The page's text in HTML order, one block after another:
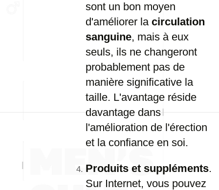
sont un bon moyen
d'améliorer la circulation
sanguine, mais à eux
seuls, ils ne changeront
probablement pas de
manière significative la
taille. L'avantage réside
davantage dans
l'amélioration de l'érection
et la confiance en soi.
Produits et suppléments.
Sur Internet, vous pouvez